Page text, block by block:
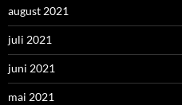
august 2021
juli 2021
juni 2021
mai 2021